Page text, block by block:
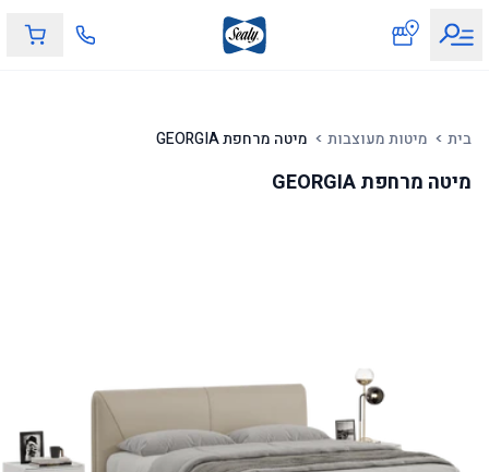
בית מיטות מעוצבות מיטה מרחפת GEORGIA
מיטה מרחפת GEORGIA